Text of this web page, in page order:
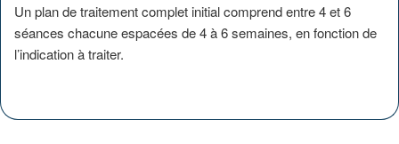
Un plan de traitement complet initial comprend entre 4 et 6
séances chacune espacées de 4 à 6 semaines, en fonction de
l’indication à traiter.